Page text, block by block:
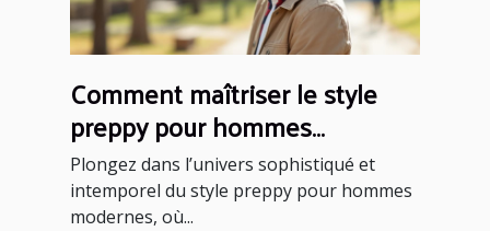
Comment maîtriser le style
preppy pour hommes
modernes ?
Plongez dans l’univers sophistiqué et
intemporel du style preppy pour hommes
modernes, où...